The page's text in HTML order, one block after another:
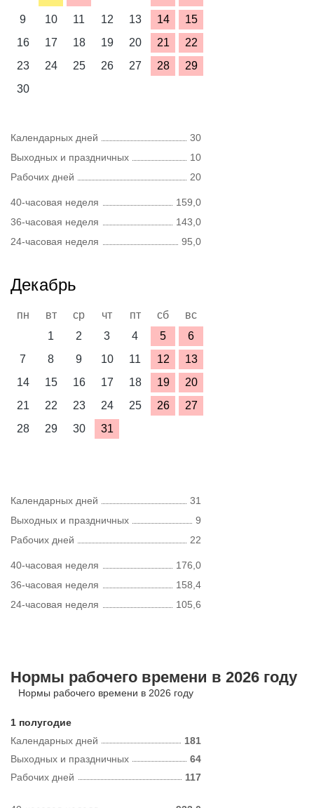
9
10 11 12 13 14
15
16
17 18 19 20 21
22
23
24 25 26 27 28
29
30
Календарных дней
30
Выходных и праздничных
10
Рабочих дней
20
40-часовая неделя
159,0
36-часовая неделя
143,0
24-часовая неделя
95,0
Декабрь
пн вт ср чт пт сб
вс
1
2 3 4 5
6
7
8 9 10 11 12
13
14
15 16 17 18 19
20
21
22 23 24 25 26
27
28
29 30 31
Календарных дней
31
Выходных и праздничных
9
Рабочих дней
22
40-часовая неделя
176,0
36-часовая неделя
158,4
24-часовая неделя
105,6
Нормы рабочего времени в 2026 году
Нормы рабочего времени в 2026 году
1 полугодие
Календарных дней
181
Рабочих дней 117
Выходных и праздничных 64